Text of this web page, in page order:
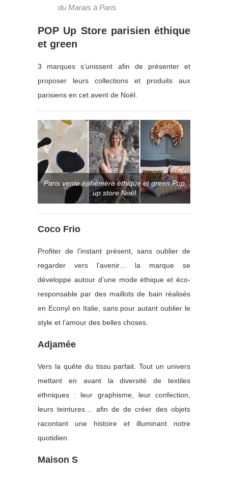
du Marais à Paris
POP Up Store parisien éthique
et green
3 marques s’unissent afin de présenter et
proposer leurs collections et produits aux
parisiens en cet avent de Noël.
Paris vente éphémère éthique et green Pop
up store Noël
Coco Frio
Profiter de l’instant présent, sans oublier de
regarder vers l’avenir… la marque se
développe autour d’une mode éthique et éco-
responsable par des maillots de bain réalisés
en Econyl en Italie, sans pour autant oublier le
style et l’amour des belles choses.
Adjamée
Vers la quête du tissu parfait. Tout un univers
mettant en avant la diversité de textiles
ethniques : leur graphisme, leur confection,
leurs teintures… afin de de créer des objets
racontant une histoire et illuminant notre
quotidien.
Maison S